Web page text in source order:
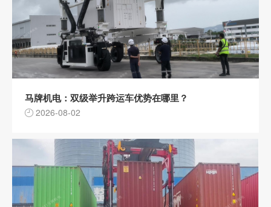
马牌机电：双级举升跨运车优势在哪里？
2026-08-02